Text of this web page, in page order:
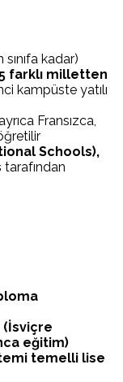
kadar)
farklı milletten
kampüste yatılı
Fransızca,
Schools),
tarafından
(İsviçre
eğitim)
temelli lise